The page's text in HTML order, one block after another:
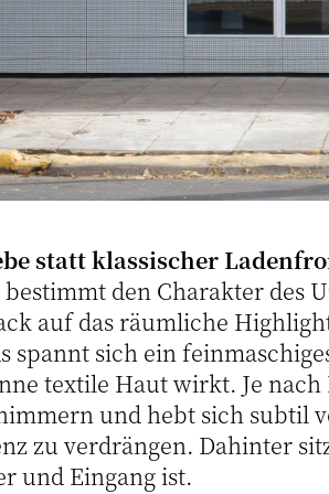
statt klassischer
bestimmt den Charakter des
auf das räumliche
spannt sich ein
textile Haut wirkt. Je
und hebt sich subtil
zu verdrängen. Dahinter
und Eingang ist.